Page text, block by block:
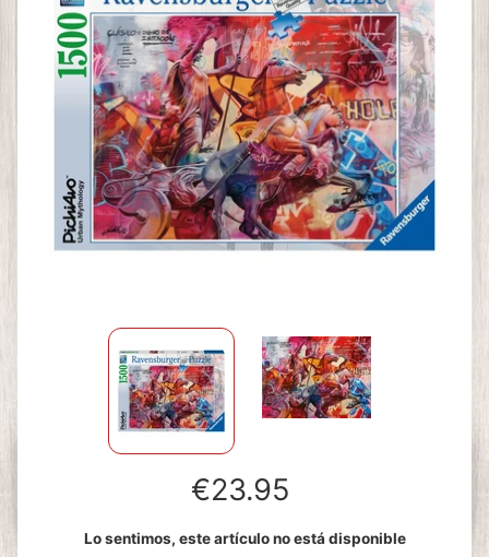
€23.95
Lo sentimos, este artículo no está disponible